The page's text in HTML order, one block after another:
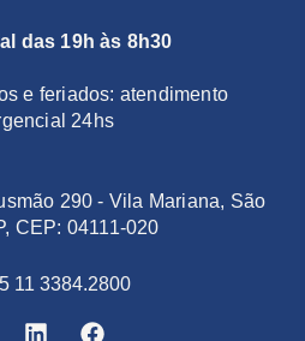
das 19h às 8h30
e feriados: atendimento
24hs
290 - Vila Mariana, São
CEP: 04111-020
11 3384.2800